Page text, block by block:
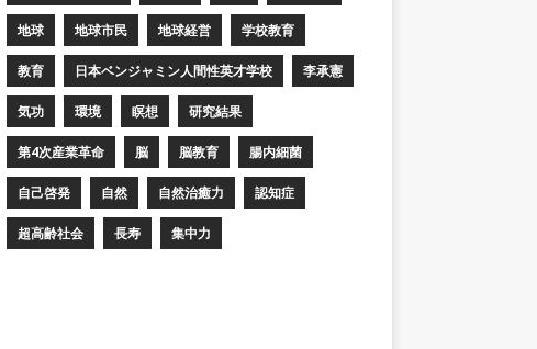
地球 地球市民 地球経営 学校教育
教育 日本ベンジャミン人間性英才学校 李承憲
気功 環境 瞑想 研究結果
第4次産業革命 脳 脳教育 腸内細菌
自己啓発 自然 自然治癒力 認知症
超高齢社会 長寿 集中力